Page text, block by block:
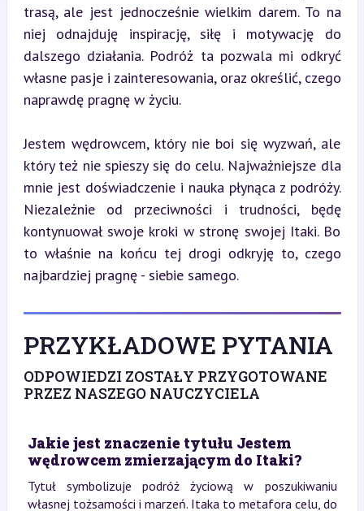
trasą, ale jest jednocześnie wielkim darem. To na
niej odnajduję inspirację, siłę i motywację do
dalszego działania. Podróż ta pozwala mi odkryć
własne pasje i zainteresowania, oraz określić, czego
naprawdę pragnę w życiu.
Jestem wędrowcem, który nie boi się wyzwań, ale
który też nie spieszy się do celu. Najważniejsze dla
mnie jest doświadczenie i nauka płynąca z podróży.
Niezależnie od przeciwności i trudności, będę
kontynuował swoje kroki w stronę swojej Itaki. Bo
to właśnie na końcu tej drogi odkryję to, czego
najbardziej pragnę - siebie samego.
PRZYKŁADOWE PYTANIA
ODPOWIEDZI ZOSTAŁY PRZYGOTOWANE
PRZEZ NASZEGO NAUCZYCIELA
Jakie jest znaczenie tytułu Jestem
wędrowcem zmierzającym do Itaki?
Tytuł symbolizuje podróż życiową w poszukiwaniu
własnej tożsamości i marzeń. Itaka to metafora celu, do